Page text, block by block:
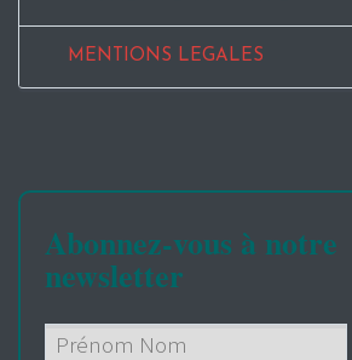
MENTIONS LEGALES
Abonnez-vous à notre
newsletter